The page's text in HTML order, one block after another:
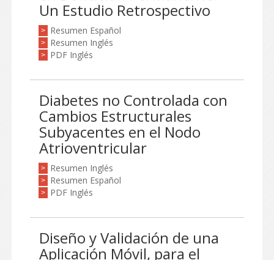
Un Estudio Retrospectivo
> Resumen Español
> Resumen Inglés
> PDF Inglés
Diabetes no Controlada con
Cambios Estructurales
Subyacentes en el Nodo
Atrioventricular
> Resumen Inglés
> Resumen Español
> PDF Inglés
Diseño y Validación de una
Aplicación Móvil, para el